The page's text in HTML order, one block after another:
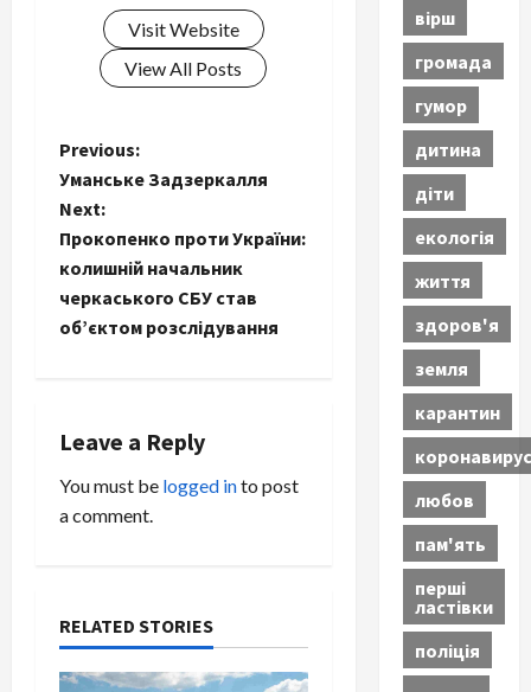
Visit Website
View All Posts
P
o
s
t
v
i
t
Previous:
Уманське Задзеркалля
Next:
Прокопенко проти України:
колишній начальник
черкаського СБУ став
об’єктом розслідування
Leave a Reply
You must be logged into post
a comment.
RELATED STORIES
вірш
громада
гумор
дитина
діти
екологія
життя
здоров'я
земля
карантин
коронавирус
любов
пам'ять
перші
ластівки
поліція